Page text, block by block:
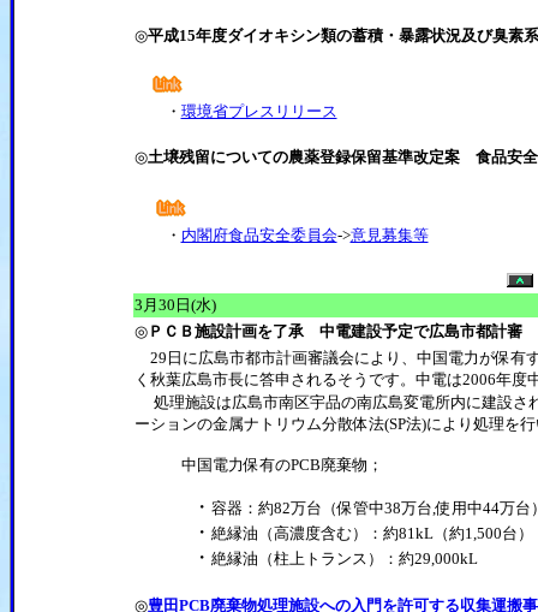
◎平成15年度ダイオキシン類の蓄積・暴露状況及び臭素
・ 環境省プレスリリース
◎土壌残留についての農薬登録保留基準改定案 食品安
・ 内閣府食品安全委員会->意見募集等
3月30日(水)
◎ＰＣＢ施設計画を了承 中電建設予定で広島市都計審
29日に広島市都市計画審議会により、中国電力が保有
く秋葉広島市長に答申されるそうです。中電は2006年度
処理施設は広島市南区宇品の南広島変電所内に建設
ーションの金属ナトリウム分散体法(SP法)により処理を
中国電力保有のPCB廃棄物；
・ 容器：約82万台（保管中38万台,使用中44万台
・ 絶縁油（高濃度含む）：約81kL（約1,500台）
・ 絶縁油（柱上トランス）：約29,000kL
◎豊田PCB廃棄物処理施設への入門を許可する収集運搬